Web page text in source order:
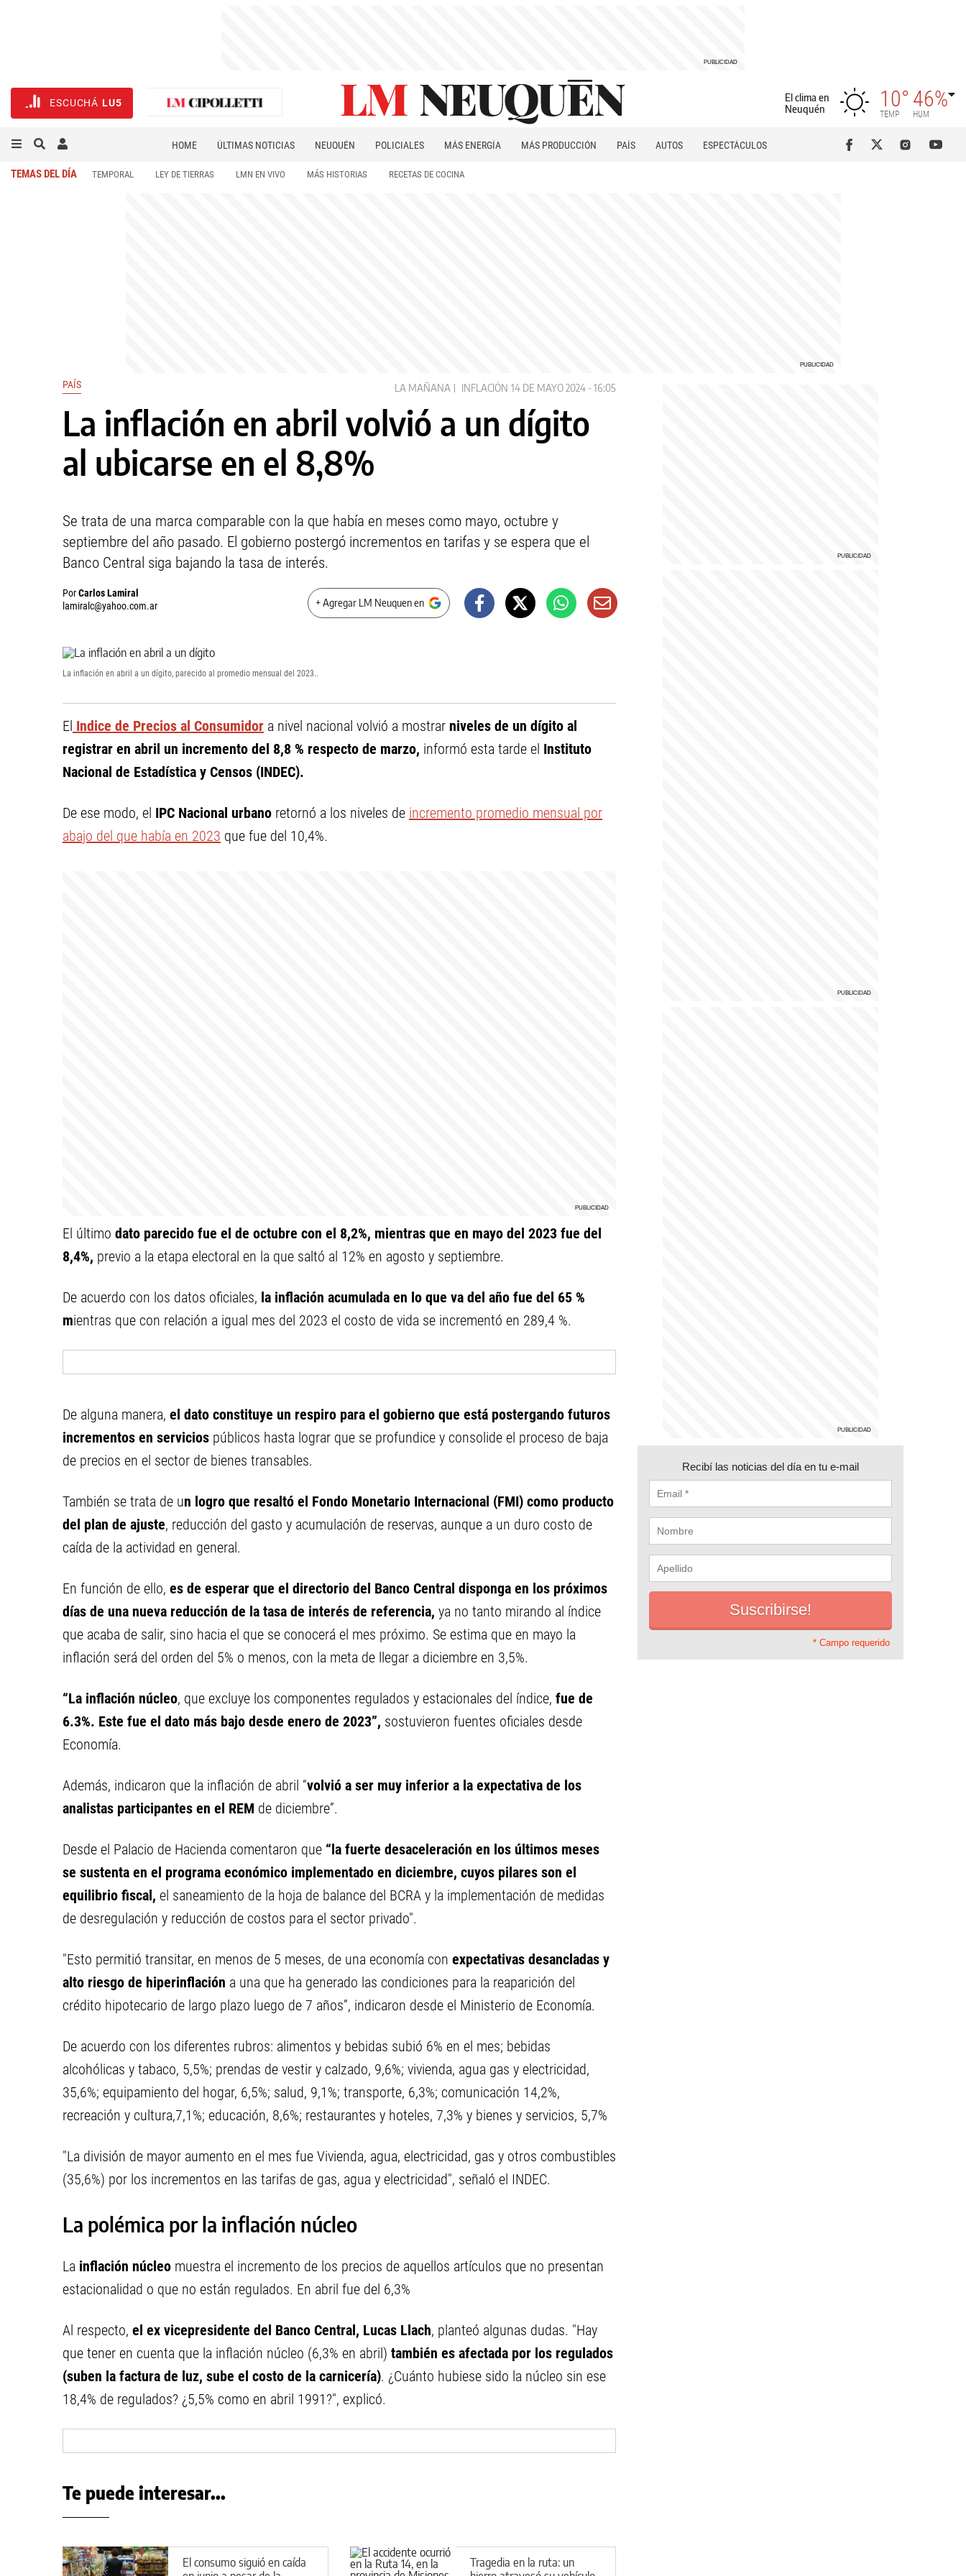
ESCUCHÁ LU5
El clima en
Neuquén
10°
TEMP
46%
HUM
HOME ÚLTIMAS NOTICIAS NEUQUÉN POLICIALES MÁS ENERGÍA MÁS PRODUCCIÓN PAÍS AUTOS
ESPECTÁCULOS
TEMAS DEL DÍA TEMPORAL LEY DE TIERRAS LMN EN VIVO MÁS HISTORIAS RECETAS DE COCINA
PAÍS LA MAÑANA INFLACIÓN 14 DE MAYO 2024 - 16:05
La inflación en abril volvió a un dígito
al ubicarse en el 8,8%
Se trata de una marca comparable con la que había en meses como mayo, octubre y
septiembre del año pasado. El gobierno postergó incrementos en tarifas y se espera que el
Banco Central siga bajando la tasa de interés.
PorCarlos Lamiral
lamiralc@yahoo.com.ar
+ Agregar LM Neuquen en
La inflación en abril a un dígito, parecido al promedio mensual del 2023..
El Indice de Precios al Consumidor a nivel nacional volvió a mostrar niveles de un dígito al
registrar en abril un incremento del 8,8 % respecto de marzo, informó esta tarde el Instituto
Nacional de Estadística y Censos (INDEC).
De ese modo, el IPC Nacional urbano retornó a los niveles de incremento promedio mensual por
abajo del que había en 2023 que fue del 10,4%.
El último dato parecido fue el de octubre con el 8,2%, mientras que en mayo del 2023 fue del
8,4%, previo a la etapa electoral en la que saltó al 12% en agosto y septiembre.
De acuerdo con los datos oficiales, la inflación acumulada en lo que va del año fue del 65 %
mientras que con relación a igual mes del 2023 el costo de vida se incrementó en 289,4 %.
De alguna manera, el dato constituye un respiro para el gobierno que está postergando futuros
incrementos en servicios públicos hasta lograr que se profundice y consolide el proceso de baja
de precios en el sector de bienes transables.
También se trata de un logro que resaltó el Fondo Monetario Internacional (FMI) como producto
del plan de ajuste, reducción del gasto y acumulación de reservas, aunque a un duro costo de
caída de la actividad en general.
En función de ello, es de esperar que el directorio del Banco Central disponga en los próximos
días de una nueva reducción de la tasa de interés de referencia, ya no tanto mirando al índice
que acaba de salir, sino hacia el que se conocerá el mes próximo. Se estima que en mayo la
inflación será del orden del 5% o menos, con la meta de llegar a diciembre en 3,5%.
“La inflación núcleo, que excluye los componentes regulados y estacionales del índice, fue de
6.3%. Este fue el dato más bajo desde enero de 2023”, sostuvieron fuentes oficiales desde
Economía.
Además, indicaron que la inflación de abril “volvió a ser muy inferior a la expectativa de los
analistas participantes en el REM de diciembre”.
Desde el Palacio de Hacienda comentaron que “la fuerte desaceleración en los últimos meses
se sustenta en el programa económico implementado en diciembre, cuyos pilares son el
equilibrio fiscal, el saneamiento de la hoja de balance del BCRA y la implementación de medidas
de desregulación y reducción de costos para el sector privado".
"Esto permitió transitar, en menos de 5 meses, de una economía con expectativas desancladas y
alto riesgo de hiperinflación a una que ha generado las condiciones para la reaparición del
crédito hipotecario de largo plazo luego de 7 años”, indicaron desde el Ministerio de Economía.
De acuerdo con los diferentes rubros: alimentos y bebidas subió 6% en el mes; bebidas
alcohólicas y tabaco, 5,5%; prendas de vestir y calzado, 9,6%; vivienda, agua gas y electricidad,
35,6%; equipamiento del hogar, 6,5%; salud, 9,1%; transporte, 6,3%; comunicación 14,2%,
recreación y cultura,7,1%; educación, 8,6%; restaurantes y hoteles, 7,3% y bienes y servicios, 5,7%
"La división de mayor aumento en el mes fue Vivienda, agua, electricidad, gas y otros combustibles
(35,6%) por los incrementos en las tarifas de gas, agua y electricidad", señaló el INDEC.
La polémica por la inflación núcleo
La inflación núcleo muestra el incremento de los precios de aquellos artículos que no presentan
estacionalidad o que no están regulados. En abril fue del 6,3%
Al respecto, el ex vicepresidente del Banco Central, Lucas Llach, planteó algunas dudas. "Hay
que tener en cuenta que la inflación núcleo (6,3% en abril) también es afectada por los regulados
(suben la factura de luz, sube el costo de la carnicería). ¿Cuánto hubiese sido la núcleo sin ese
18,4% de regulados? ¿5,5% como en abril 1991?", explicó.
Te puede interesar...
El consumo siguió en caída
Tragedia en la ruta: un
Recibí las noticias del día en tu e-mail
* Campo requerido